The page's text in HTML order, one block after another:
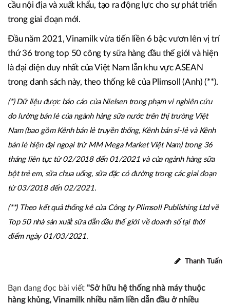
cầu nội địa và xuất khẩu, tạo ra động lực cho sự phát triển
trong giai đoạn mới.
Đầu năm 2021, Vinamilk vừa tiến liền 6 bậc vươn lên vị trí
thứ 36 trong top 50 công ty sữa hàng đầu thế giới và hiện
là đại diện duy nhất của Việt Nam lẫn khu vực ASEAN
trong danh sách này, theo thống kê của Plimsoll (Anh) (**).
(*) Dữ liệu được báo cáo của Nielsen trong phạm vi nghiên cứu
đo lường bán lẻ của ngành hàng sữa nước trên thị trường Việt
Nam (bao gồm Kênh bán lẻ truyền thống, Kênh bán sỉ-lẻ và Kênh
bán lẻ hiện đại ngoại trừ MM Mega Market Việt Nam) trong 36
tháng liên tục từ 02/2018 đến 01/2021 và của ngành hàng sữa
bột trẻ em, sữa chua uống, sữa đặc có đường trong các giai đoạn
từ 03/2018 đến 02/2021.
(**) Theo kết quả thống kê của Công ty Plimsoll Publishing Ltd về
Top 50 nhà sản xuất sữa dẫn đầu thế giới về doanh số tại thời
điểm ngày 01/03/2021.
Thanh Tuấn
Bạn đang đọc bài viết "Sở hữu hệ thống nhà máy thuộc
hàng khủng, Vinamilk nhiều năm liền dẫn đầu ở nhiều